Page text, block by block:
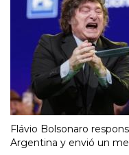
Flávio Bolsonaro
Argentina y envió un